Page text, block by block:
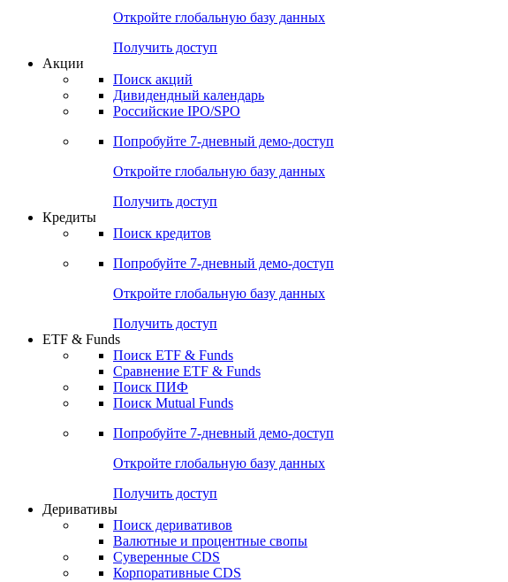
Откройте глобальную базу данных
Получить доступ
Акции
Поиск акций
Дивидендный календарь
Российские IPO/SPO
Попробуйте 7-дневный демо-доступ
Откройте глобальную базу данных
Получить доступ
Кредиты
Поиск кредитов
Попробуйте 7-дневный демо-доступ
Откройте глобальную базу данных
Получить доступ
ETF & Funds
Поиск ETF & Funds
Сравнение ETF & Funds
Поиск ПИФ
Поиск Mutual Funds
Попробуйте 7-дневный демо-доступ
Откройте глобальную базу данных
Получить доступ
Деривативы
Поиск деривативов
Валютные и процентные свопы
Суверенные CDS
Корпоративные CDS